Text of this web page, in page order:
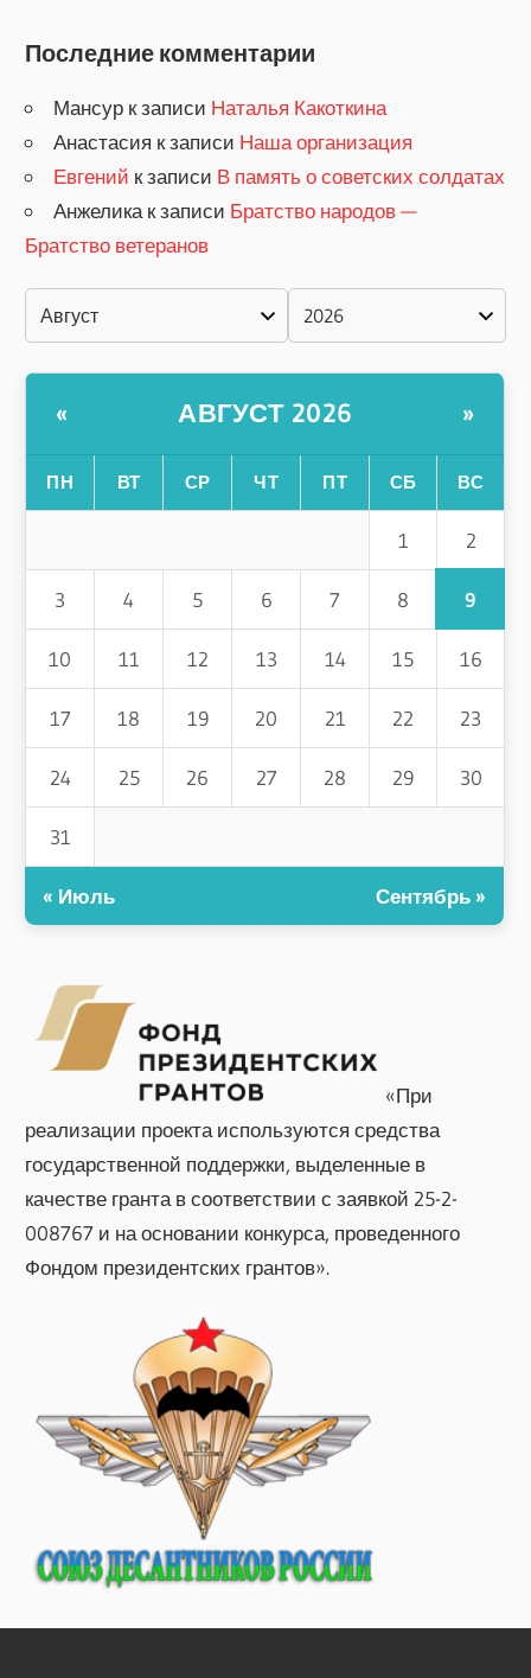
Последние комментарии
Мансур к записи Наталья Какоткина
Анастасия к записи Наша организация
Евгений к записи В память о советских солдатах
Анжеликак записи Братство народов —
Братство ветеранов
« АВГУСТ 2026 »
ПН ВТ СР ЧТ ПТ СБ ВС
1 2
3 4 5 6 7 8 9
10 11 12 13 14 15 16
17 18 19 20 21 22 23
24 25 26 27 28 29 30
31
« Июль Сентябрь »
«При
реализации проекта используются средства
государственной поддержки, выделенные в
качестве гранта в соответствии с заявкой 25-2-
008767 и на основании конкурса, проведенного
Фондом президентских грантов».